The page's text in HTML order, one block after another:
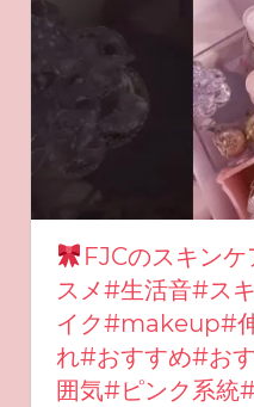
FJCのスキンケ
スメ#生活音#ス
イク#makeup#
れ#おすすめ#お
囲気#ピンク系統